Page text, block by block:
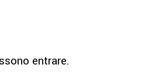
entrare.